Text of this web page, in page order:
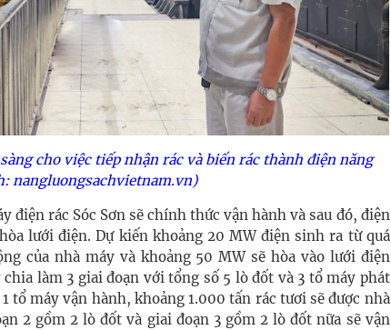
cho việc tiếp nhận rác và biến rác thành điện năng
nangluongsachvietnam.vn)
điện rác Sóc Sơn sẽ chính thức vận hành và sau đó, điện
lưới điện. Dự kiến khoảng 20 MW điện sinh ra từ quá
của nhà máy và khoảng 50 MW sẽ hòa vào lưới điện
làm 3 giai đoạn với tổng số 5 lò đốt và 3 tổ máy phát
tổ máy vận hành, khoảng 1.000 tấn rác tươi sẽ được nhà
2 gồm 2 lò đốt và giai đoạn 3 gồm 2 lò đốt nữa sẽ vận